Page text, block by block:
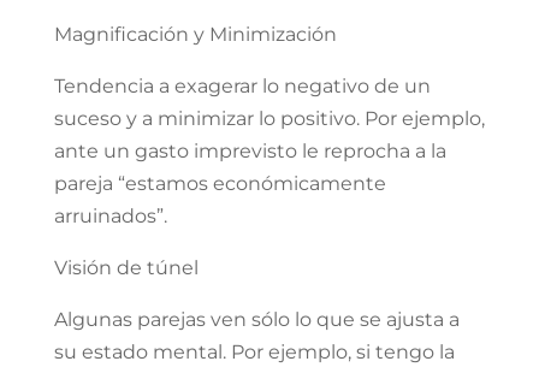
Magnificación y Minimización
Tendencia a exagerar lo negativo de un
suceso y a minimizar lo positivo. Por ejemplo,
ante un gasto imprevisto le reprocha a la
pareja “estamos económicamente
arruinados”.
Visión de túnel
Algunas parejas ven sólo lo que se ajusta a
su estado mental. Por ejemplo, si tengo la